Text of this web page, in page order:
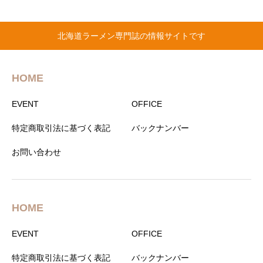
北海道ラーメン専門誌の情報サイトです
HOME
EVENT OFFICE
特定商取引法に基づく表記 バックナンバー
お問い合わせ
HOME
EVENT OFFICE
特定商取引法に基づく表記 バックナンバー